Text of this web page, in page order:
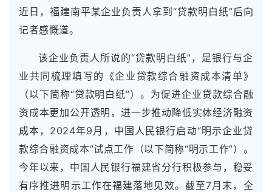
近日，福建南平某企业负责人拿到“贷款明白纸”后向
记者感慨道。
该企业负责人所说的“贷款明白纸”，是银行与企
业共同梳理填写的《企业贷款综合融资成本清单》
（以下简称“贷款明白纸”）。为促进企业贷款综合融
资成本更加公开透明，进一步推动降低实体经济融资
成本，2024年9月，中国人民银行启动“明示企业贷
款综合融资成本”试点工作（以下简称“明示工作”）。
今年以来，中国人民银行福建省分行积极参与，稳妥
有序推进明示工作在福建落地见效。截至7月末，全